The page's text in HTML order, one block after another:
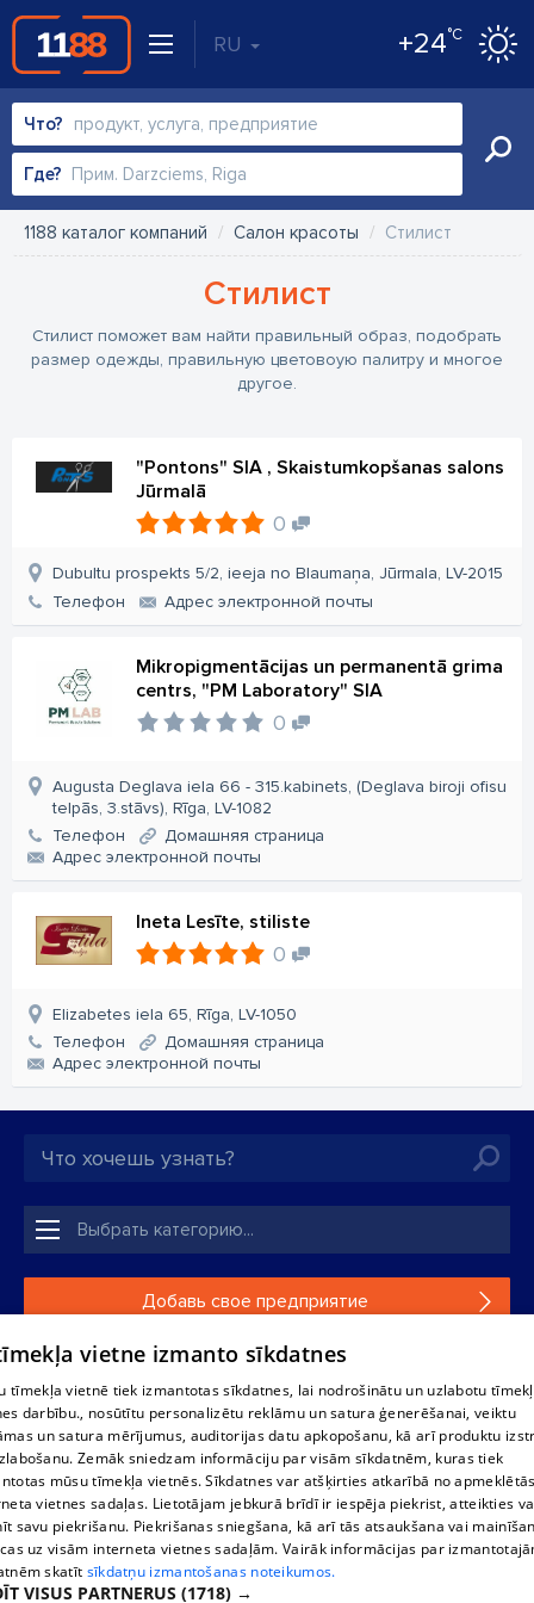
RU +24°C
Что?
Где?
1188 каталог компаний Салон красоты Cтилист
Cтилист
Стилист поможет вам найти правильный образ, подобрать
размер одежды, правильную цветовоую палитру и многое
другое.
"Pontons" SIA , Skaistumkopšanas salons
Jūrmalā
0
Dubultu prospekts 5/2, ieeja no Blaumaņa, Jūrmala, LV-2015
Телефон
Aдрес электронной почты
Mikropigmentācijas un permanentā grima
centrs, "PM Laboratory" SIA
0
Augusta Deglava iela 66 - 315.kabinets, (Deglava biroji ofisu
telpās, 3.stāvs), Rīga, LV-1082
Телефон
Домашняя страница
Aдрес электронной почты
Ineta Lesīte, stiliste
0
Elizabetes iela 65, Rīga, LV-1050
Телефон
Домашняя страница
Aдрес электронной почты
Добавь свое предприятие
Если твоего предприятия нет в нашей базе данных,
Полное или частичное распространение или копирование
информации из баз данных 1188 в любой форме строго
запрещено. Также запрещается автоматическое
скачивание информации. Перепубликация любого
материала, опубликованного на сайте 1188 , возможна
только с согласия редакции сайта 1188.
vietne izmanto sīkdatnes
tīmekļa vietnē tiek izmantotas sīkdatnes, lai nodrošinātu un uzlabotu
darbību., nosūtītu personalizētu reklāmu un satura ģenerēšanai, veiktu
un satura mērījumus, auditorijas datu apkopošanu, kā arī produktu
Zemāk sniedzam informāciju par visām sīkdatnēm, kuras tiek
mūsu tīmekļa vietnēs. Sīkdatnes var atšķirties atkarībā no
vietnes sadaļas. Lietotājam jebkurā brīdī ir iespēja piekrist, atteikties
savu piekrišanu. Piekrišanas sniegšana, kā arī tās atsaukšana vai
uz visām interneta vietnes sadaļām. Vairāk informācijas par
skatīt sīkdatņu izmantošanas noteikumos.
VISUS PARTNERUS (1718) →